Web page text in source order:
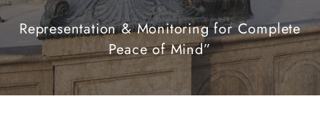
Representation & Monitoring for Complete
Peace of Mind”